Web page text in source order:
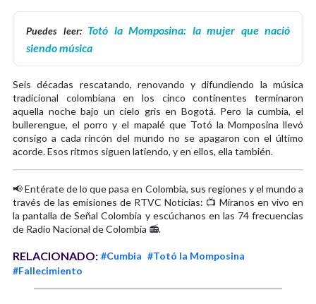
Puedes leer: Totó la Momposina: la mujer que nació
siendo música
Seis décadas rescatando, renovando y difundiendo la música
tradicional colombiana en los cinco continentes terminaron
aquella noche bajo un cielo gris en Bogotá. Pero la cumbia, el
bullerengue, el porro y el mapalé que Totó la Momposina llevó
consigo a cada rincón del mundo no se apagaron con el último
acorde. Esos ritmos siguen latiendo, y en ellos, ella también.
📢 Entérate de lo que pasa en Colombia, sus regiones y el mundo a
través de las emisiones de RTVC Noticias: 📺 Míranos en vivo en
la pantalla de Señal Colombia y escúchanos en las 74 frecuencias
de Radio Nacional de Colombia 📻.
RELACIONADO: #Cumbia #Totó la Momposina
#Fallecimiento